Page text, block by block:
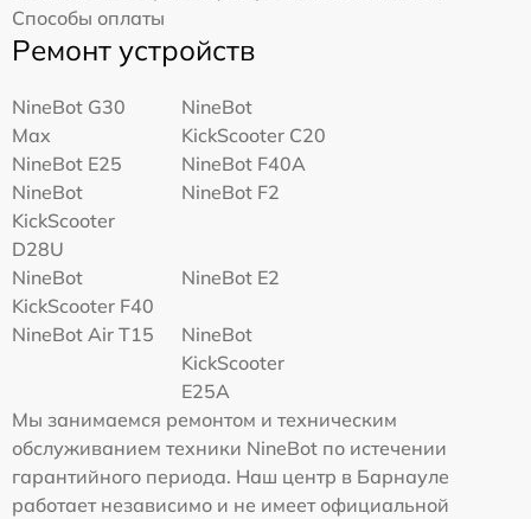
Способы оплаты
Ремонт устройств
NineBot G30
Max
NineBot
KickScooter C20
NineBot E25
NineBot F40A
NineBot
KickScooter
D28U
NineBot F2
NineBot
KickScooter F40
NineBot E2
NineBot Air T15
NineBot
KickScooter
E25A
Мы занимаемся ремонтом и техническим
обслуживанием техники NineBot по истечении
гарантийного периода. Наш центр в Барнауле
работает независимо и не имеет официальной